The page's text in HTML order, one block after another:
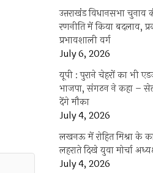
उत्तराखंंड विधानसभा चुनाव
रणनीति में किया बदलाव,
प्रभावशाली वर्ग
July 6, 2026
यूपी : पुराने चेहरों का भी
भाजपा, संगठन ने कहा –
देंगे मौका
July 4, 2026
लखनऊ में रोहित मिश्रा के
लहराते दिखे युवा मोर्चा
July 4, 2026